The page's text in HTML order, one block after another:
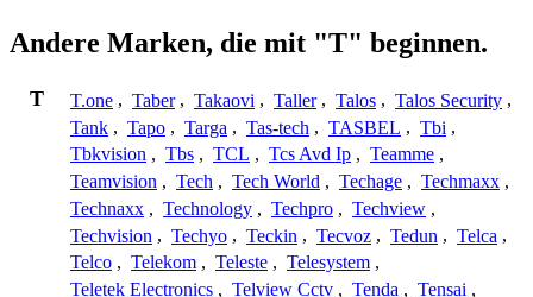
Andere Marken, die mit "T" beginnen.
T T.one , Taber , Takaovi , Taller , Talos , Talos Security ,
Tank , Tapo , Targa , Tas-tech , TASBEL , Tbi ,
Tbkvision , Tbs , TCL , Tcs Avd Ip , Teamme ,
Teamvision , Tech , Tech World , Techage , Techmaxx ,
Technaxx , Technology , Techpro , Techview ,
Techvision , Techyo , Teckin , Tecvoz , Tedun , Telca ,
Telco , Telekom , Teleste , Telesystem ,
Teletek Electronics , Telview Cctv , Tenda , Tensai ,